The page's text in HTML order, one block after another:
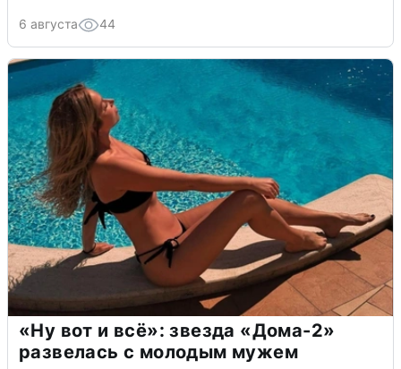
6 августа 44
«Ну вот и всё»: звезда «Дома-2»
развелась с молодым мужем